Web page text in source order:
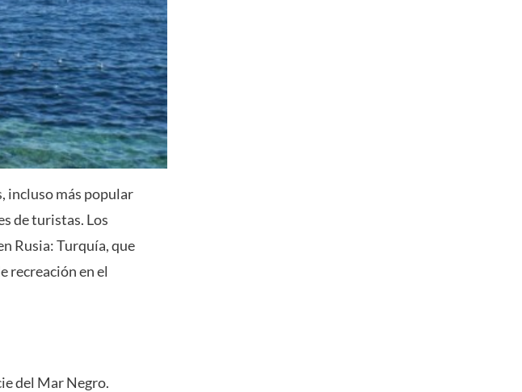
incluso más popular
de turistas. Los
Rusia: Turquía, que
recreación en el
del Mar Negro.